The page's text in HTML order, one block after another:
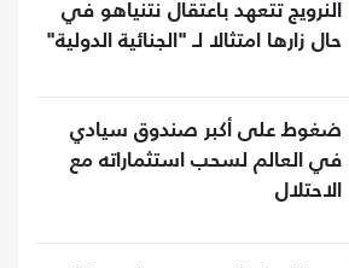
النرويج تتعهد باعتقال نتنياهو في
حال زارها امتثالا لـ "الجنائية الدولية"
ضغوط على أكبر صندوق سيادي
في العالم لسحب استثماراته مع
الاحتلال